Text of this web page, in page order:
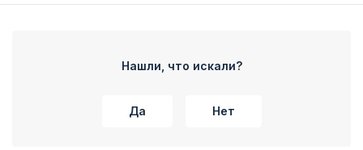
Нашли, что искали?
Да Нет